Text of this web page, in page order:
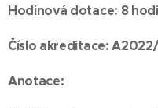
Hodinová dotace: 8
Číslo akreditace:
Anotace: